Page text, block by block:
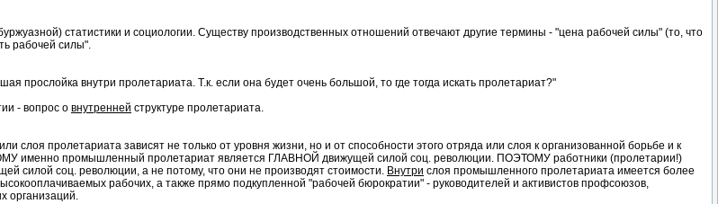
статистики и социологии. Существу производственных отношений отвечают другие термины - "цена рабочей силы" (то, что
рабочей силы".
прослойка внутри пролетариата. Т.к. если она будет очень большой, то где тогда искать пролетариат?"
- вопрос о внутренней структуре пролетариата.
слоя пролетариата зависят не только от уровня жизни, но и от способности этого отряда или слоя к организованной борьбе и к
именно промышленный пролетариат является ГЛАВНОЙ движущей силой соц. революции. ПОЭТОМУ работники (пролетарии!)
силой соц. революции, а не потому, что они не производят стоимости. Внутри слоя промышленного пролетариата имеется более
рабочих, а также прямо подкупленной "рабочей бюрократии" - руководителей и активистов профсоюзов,
организаций.